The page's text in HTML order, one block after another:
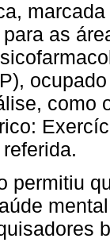
as
como
permitiu